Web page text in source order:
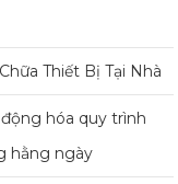
Thiết Bị Tại Nhà
hóa quy trình
hằng ngày